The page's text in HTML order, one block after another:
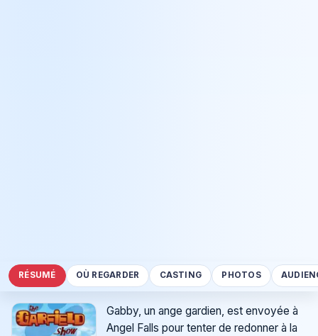
RÉSUMÉ OÙ REGARDER CASTING PHOTOS
Gabby, un ange gardien, est envoyée à
Angel Falls pour tenter de redonner à la